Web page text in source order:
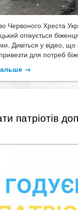
Червоного Хреста
опікується
Дивіться у відео,
для потреб
→
патріотів